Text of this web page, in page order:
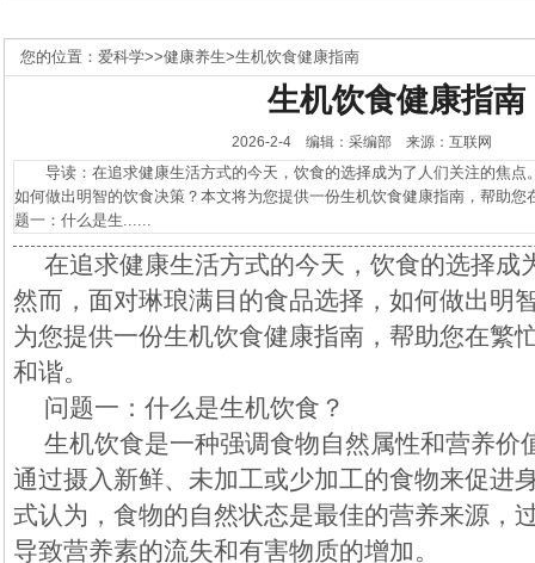
您的位置： 爱科学>>健康养生>生机饮食健康指南
生机饮食健康指南
2026-2-4 编辑：采编部 来源：互联网
导读：在追求健康生活方式的今天，饮食的选择成为了人们关注的焦点
如何做出明智的饮食决策？本文将为您提供一份生机饮食健康指南，帮助
题一：什么是生......
在追求健康生活方式的今天，饮食的选择成
然而，面对琳琅满目的食品选择，如何做出明
为您提供一份生机饮食健康指南，帮助您在繁
和谐。
问题一：什么是生机饮食？
生机饮食是一种强调食物自然属性和营养价
通过摄入新鲜、未加工或少加工的食物来促进
式认为，食物的自然状态是最佳的营养来源，
导致营养素的流失和有害物质的增加。